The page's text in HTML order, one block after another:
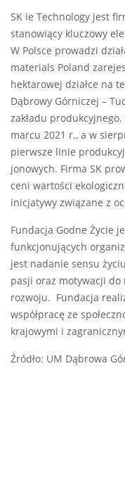
SK ie Technology jest
stanowiący kluczowy
W Polsce prowadzi
materials Poland
hektarowej działce na
Dąbrowy Górniczej –
zakładu
marcu 2021 r., a w
pierwsze linie
jonowych. Firma SK
ceni wartości
inicjatywy związane z
Fundacja Godne Życie
funkcjonujących
jest nadanie sensu
pasji oraz motywacji
rozwoju. Fundacja
współpracę ze
krajowymi i
Źródło: UM Dąbrowa